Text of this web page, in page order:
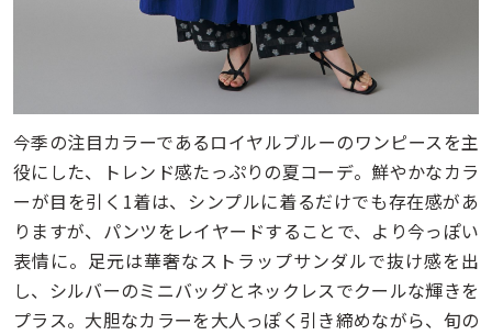
今季の注目カラーであるロイヤルブルーのワンピースを主
役にした、トレンド感たっぷりの夏コーデ。鮮やかなカラ
ーが目を引く1着は、シンプルに着るだけでも存在感があ
りますが、パンツをレイヤードすることで、より今っぽい
表情に。足元は華奢なストラップサンダルで抜け感を出
し、シルバーのミニバッグとネックレスでクールな輝きを
プラス。大胆なカラーを大人っぽく引き締めながら、旬の